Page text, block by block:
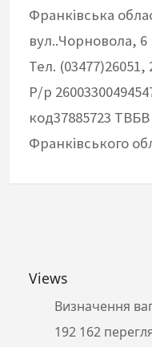
Франківська
вул..Чорновола, 6
Тел. (03477)26051,
Р/р
код37885723 ТВБВ
Франківського
Views
Визначення
192 162